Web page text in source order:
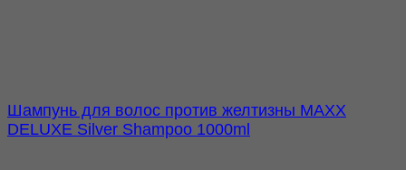
Шампунь для волос против желтизны MAXX
DELUXE Silver Shampoo 1000ml